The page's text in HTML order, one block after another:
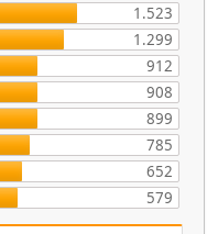
1.523
1.299
912
908
899
785
652
579